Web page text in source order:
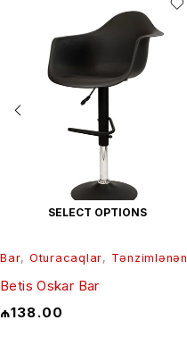
SELECT OPTIONS
Bar, Oturacaqlar, Tənzimlənən
Betis Oskar Bar
₼138.00